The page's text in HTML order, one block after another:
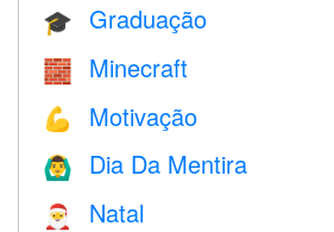
🎓 Graduação
🧱 Minecraft
💪 Motivação
🙆‍♂️ Dia Da Mentira
🎅 Natal